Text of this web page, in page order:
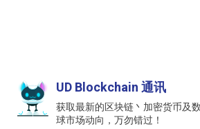
UD Blockchain 通讯
获取最新的区块链丶加密货币及
球市场动向，万勿错过！